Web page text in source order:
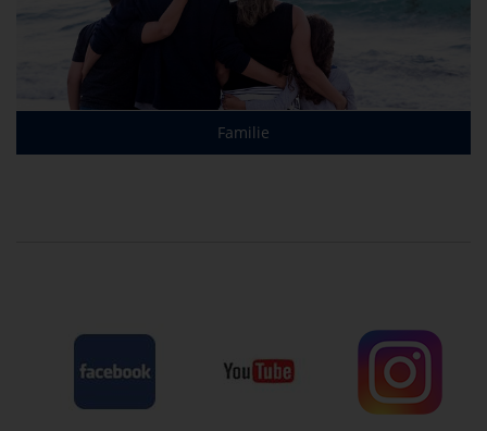
Familie